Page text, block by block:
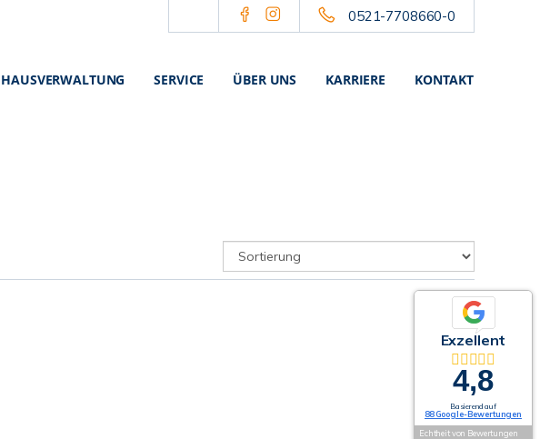
0521-7708660-0
HAUSVERWALTUNG SERVICE ÜBER UNS KARRIERE KONTAKT
Exzellent
4,8
Basierend auf
88 Google-Bewertungen
Echtheit von Bewertungen